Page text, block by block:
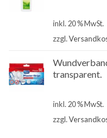
inkl. 20 % MwSt.
zzgl.
transparent.
inkl. 20 % MwSt.
zzgl.